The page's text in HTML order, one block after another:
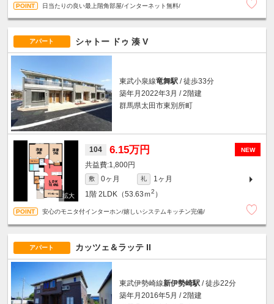
日当たりの良い最上階角部屋/インターネット無料/
アパート シャトー ドゥ 湊 V
東武小泉線竜舞駅 / 徒歩33分
築年月2022年3月 / 2階建
群馬県太田市東別所町
NEW
104 6.15万円
1,800円
敷 0ヶ月 礼
1ヶ月
1階 2LDK（53.63ｍ2 ）
安心のモニタ付インターホン/嬉しいシステムキッチン完備/
アパート カッツェ＆ラッテ II
東武伊勢崎線新伊勢崎駅 / 徒歩22分
築年月2016年5月 / 2階建